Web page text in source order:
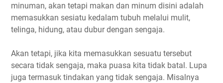
minuman, akan tetapi makan dan minum disini adalah
memasukkan sesiatu kedalam tubuh melalui mulit,
telinga, hidung, atau dubur dengan sengaja.
Akan tetapi, jika kita memasukkan sesuatu tersebut
secara tidak sengaja, maka puasa kita tidak batal. Lupa
juga termasuk tindakan yang tidak sengaja. Misalnya